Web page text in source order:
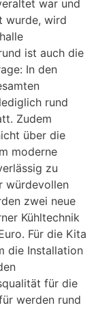
war und
wurde, wird
ist auch die
In den
rund
Zudem
über die
moderne
zu
würdevollen
zwei neue
Kühltechnik
Für die Kita
die Installation
für die
werden rund